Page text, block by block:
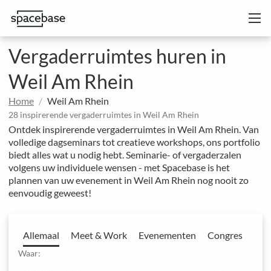
Vergaderruimtes huren in
Weil Am Rhein
Home Weil Am Rhein
28 inspirerende vergaderruimtes in Weil Am Rhein
Ontdek inspirerende vergaderruimtes in Weil Am Rhein. Van
volledige dagseminars tot creatieve workshops, ons portfolio
biedt alles wat u nodig hebt. Seminarie- of vergaderzalen
volgens uw individuele wensen - met Spacebase is het
plannen van uw evenement in Weil Am Rhein nog nooit zo
eenvoudig geweest!
Allemaal Meet & Work Evenementen Congres
Waar: